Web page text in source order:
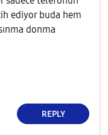
ediyor buda hem
donma
REPLY